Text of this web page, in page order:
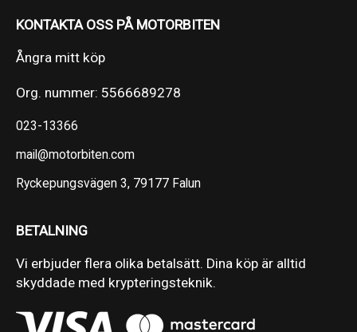
KONTAKTA OSS PÅ MOTORBITEN
Ångra mitt köp
Org. nummer: 5566689278
023-13366
mail@motorbiten.com
Ryckepungsvägen 3, 79177 Falun
BETALNING
Vi erbjuder flera olika betalsätt. Dina köp är alltid
skyddade med krypteringsteknik.